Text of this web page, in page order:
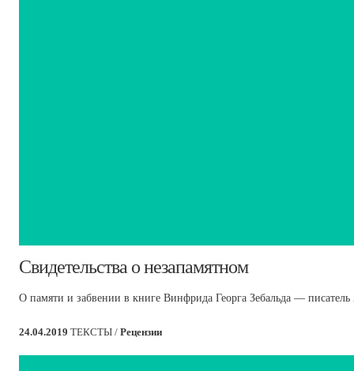
Свидетельства о незапамятном
О памяти и забвении в книге Винфрида Георга Зебальда — писатель
24.04.2019 ТЕКСТЫ / Рецензии